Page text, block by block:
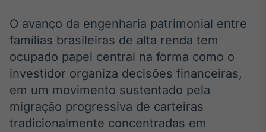
Broadcast
Político
Os bastidores da
política em
O avanço da engenharia patrimonial entre
famílias brasileiras de alta renda tem
ocupado papel central na forma como o
investidor organiza decisões financeiras,
em um movimento sustentado pela
migração progressiva de carteiras
tradicionalmente concentradas em